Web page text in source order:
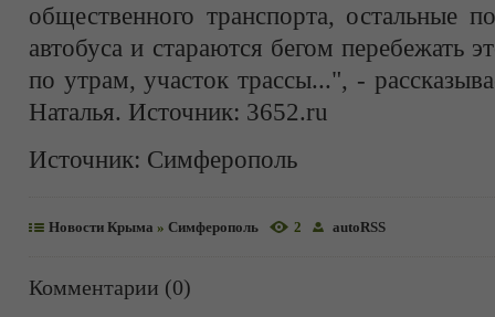
общественного транспорта, остальные
автобуса и стараются бегом перебежать
по утрам, участок трассы...", -
Наталья. Источник: 3652.ru
Источник: Симферополь
Новости Крыма » Симферополь 2 autoRSS
Комментарии (0)